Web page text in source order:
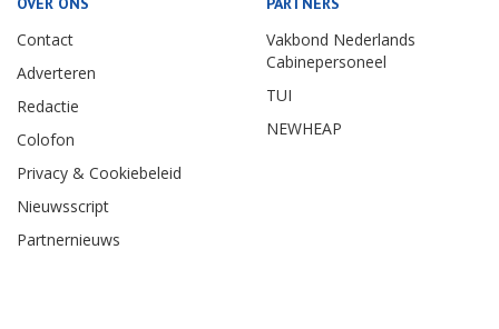
Contact
Adverteren
Redactie
Colofon
Privacy & Cookiebeleid
Nieuwsscript
Partnernieuws
Vakbond Nederlands
Cabinepersoneel
TUI
NEWHEAP